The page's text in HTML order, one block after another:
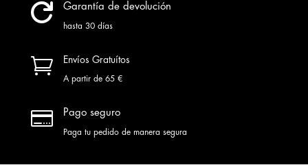
 Garantía de devolución
hasta 30 días
 Envíos Gratuítos
A partir de 65 €
 Pago seguro
Paga tu pedido de manera segura